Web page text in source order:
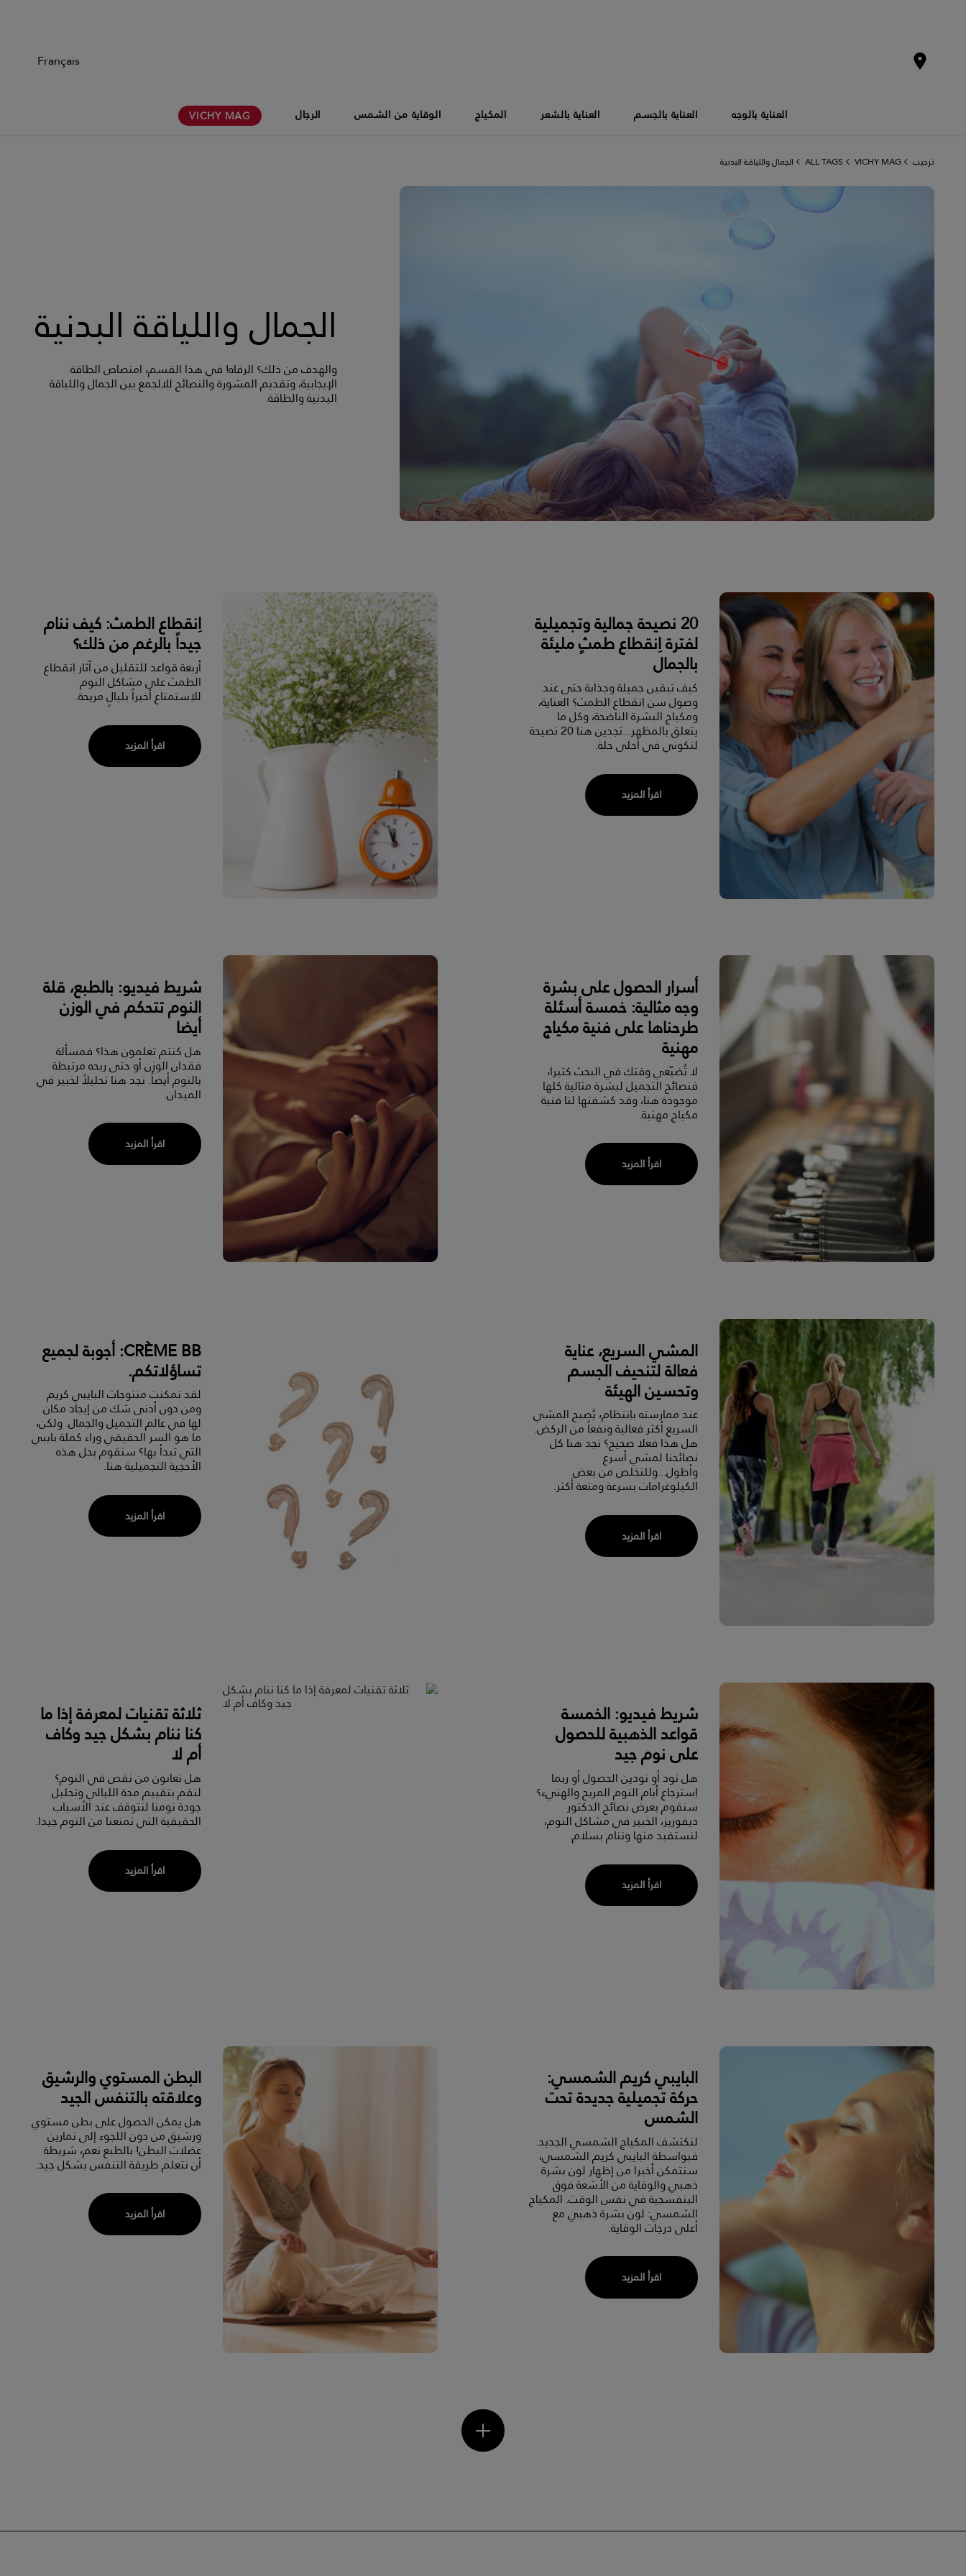
Français
العناية بالوجه العناية بالجسم العناية بالشعر المكياج الوقاية من الشمس الرجال VICHYMAG
ترحيب VICHY MAG
ALL TAGS الجمال واللياقة البدنية
الجمال واللياقة البدنية
والهدف من ذلك؟ الرفاه! في هذا القسم، امتصاص الطاقة
الإيجابية، وتقديم المشورة والنصائح للالجمع بين الجمال واللياقة
البدنية والطاقة.
20 نصيحة جمالية وتجميلية
لفترة اِنقطاع طمثٍ مليئة
بالجمال
كيف تبقين جميلة وجذابة حتى عند
وصول سن اِنقطاع الطمث؟ العناية،
ومكياج البشرة الناضجة، وكل ما
يتعلق بالمظهر...تجدين هنا 20 نصيحة
لتكوني في أحلى حلة.
اقرأ المزيد
اِنقطاع الطمث: كيف ننام
جيداً بالرغم من ذلك؟
أربعة قواعد للتقليل من آثار اِنقطاع
الطمث على مشاكل النوم
للاِستمتاع أخيراً بليالٍ مريحة.
اقرأ المزيد
أسرار الحصول على بشرة
وجه مثالية: خمسة أسئلة
طرحناها على فنية مكياج
مهنية
لا تُضيّعي وقتك في البحث كثيرا،
فنصائح التجميل لبشرة مثالية كلها
موجودة هنا، وقد كشفتها لنا فنية
مكياج مهنية.
اقرأ المزيد
شريط فيديو: بالطبع، قلة
النوم تتحكم في الوزن
أيضا
هل كنتم تعلمون هذا؟ فمسألة
فقدان الوزن أو حتى ربحه مرتبطة
بالنوم أيضاً. نجد هنا تحليلاً لخبير في
الميدان.
اقرأ المزيد
المشي السريع، عناية
فعالة لتنحيف الجسم
وتحسين الهيئة
عند ممارسته باِنتظام، يُصبح المشي
السريع أكثر فعالية ونفعاً من الركض.
هل هذا فعلا صحيح؟ نجد هنا كل
نصائحنا لمشي أسرع
وأطول...وللتخلص من بعض
الكيلوغرامات بسرعة ومتعة أكثر.
اقرأ المزيد
CRÈME BB: أجوبة لجميع
تساؤلاتكم.
لقد تمكنت منتوجات البايبي كريم
ومن دون أدنى شك من إيجاد مكان
لها في عالم التجميل والجمال. ولكن،
ما هو السر الحقيقي وراء كملة بايبي
التي تبدأ بها؟ سنقوم بحل هذه
الأحجية التجميلية هنا.
اقرأ المزيد
شريط فيديو: الخمسة
قواعد الذهبية للحصول
على نوم جيد
هل تود أو تودين الحصول أو ربما
اِسترجاع أيام النوم المريح والهنيء؟
سنقوم بعرض نصائح الدكتور
ديفوريز، الخبير في مشاكل النوم،
لنستفيد منها وننام بسلام.
اقرأ المزيد
ثلاثة تقنيات لمعرفة إذا ما
كنا ننام بشكل جيد وكاف
أم لا
هل تعانون من نقص في النوم؟
لنقم بتقييم مدة الليالي وتحليل
جودة نومنا لنتوقف عند الأسباب
الحقيقية التي تمنعنا من النوم جيدا.
اقرأ المزيد
البايبي كريم الشمسي:
حركة تجميلية جديدة تحت
الشمس
لنكتشف المكياج الشمسي الجديد.
فبواسطة البايبي كريم الشمسي،
سنتمكن أخيرا من إظهار لون بشرة
ذهبي والوقاية من الأشعة فوق
البنفسجية في نفس الوقت. المكياج
الشمسي: لون بشرة ذهبي مع
أعلى درجات الوقاية.
اقرأ المزيد
البطن المستوي والرشيق
وعلاقته بالتنفس الجيد
هل يمكن الحصول على بطن مستوي
ورشيق من دون اللجوء إلى تمارين
عضلات البطن! بالطبع نعم، شريطة
أن نتعلم طريقة التنفس بشكل جيد.
اقرأ المزيد